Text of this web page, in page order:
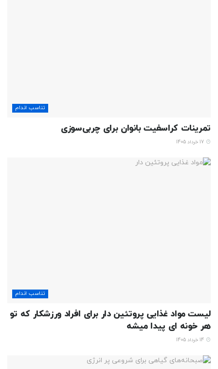
تناسب اندام
تمرینات کراسفیت بانوان برای چربی‌سوزی
تناسب اندام
لیست مواد غذایی پروتئین دار برای افراد ورزشکار که تو
هر خونه ای پیدا میشه